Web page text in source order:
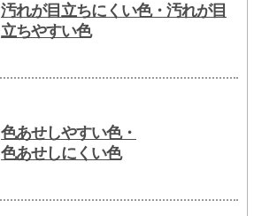
汚れが目立ちにくい色・汚れが目
立ちやすい色
色あせしやすい色・
色あせしにくい色